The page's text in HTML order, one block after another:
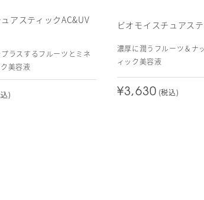
アスティックAC&UV
ラスするフルーツとミネ
美容液
)
ビオモイスチュアス
濃厚に潤うフルーツ＆ナ
ィック美容液
¥3,630 (税込)